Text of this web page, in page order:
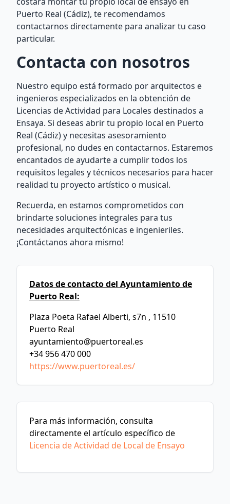
Puerto Real (Cádiz), te recomendamos
contactarnos directamente para analizar tu caso
particular.
Contacta con nosotros
Nuestro equipo está formado por arquitectos e
ingenieros especializados en la obtención de
Licencias de Actividad para Locales destinados a
Ensaya. Si deseas abrir tu propio local en Puerto
Real (Cádiz) y necesitas asesoramiento
profesional, no dudes en contactarnos. Estaremos
encantados de ayudarte a cumplir todos los
requisitos legales y técnicos necesarios para hacer
realidad tu proyecto artístico o musical.
Recuerda, en estamos comprometidos con
brindarte soluciones integrales para tus
necesidades arquitectónicas e ingenieriles.
¡Contáctanos ahora mismo!
Datos de contacto del Ayuntamiento de
Puerto Real:
Plaza Poeta Rafael Alberti, s7n , 11510
Puerto Real
ayuntamiento@puertoreal.es
+34 956 470 000
https://www.puertoreal.es/
Para más información, consulta
directamente el artículo específico de
Licencia de Actividad de Local de Ensayo